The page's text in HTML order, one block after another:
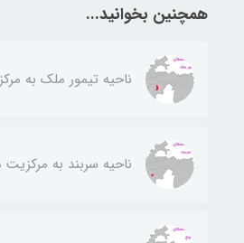
همچنین بخوانید...
ناحيه تيمور ملك به
ناحيه سربند به